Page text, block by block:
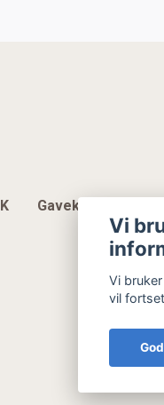
Gavekort
Vi
Vi
vil